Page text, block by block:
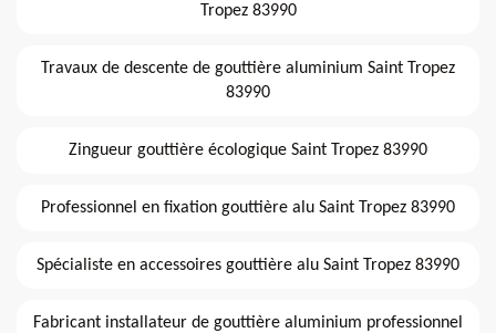
Tropez 83990
Travaux de descente de gouttière aluminium Saint Tropez
83990
Zingueur gouttière écologique Saint Tropez 83990
Professionnel en fixation gouttière alu Saint Tropez 83990
Spécialiste en accessoires gouttière alu Saint Tropez 83990
Fabricant installateur de gouttière aluminium professionnel